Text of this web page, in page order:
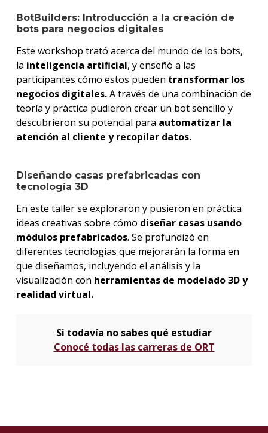
BotBuilders: Introducción a la creación de
bots para negocios digitales
Este workshop trató acerca del mundo de los bots,
la inteligencia artiﬁcial, y enseñó a las
participantes cómo estos pueden transformar los
negocios digitales.A través de una combinación de
teoría y práctica pudieron crear un bot sencillo y
descubrieron su potencial para automatizar la
atención al cliente y recopilar datos.
Diseñando casas prefabricadas con
tecnología 3D
En este taller se exploraron y pusieron en práctica
ideas creativas sobre cómo diseñar casas usando
módulos prefabricados. Se profundizó en
diferentes tecnologías que mejorarán la forma en
que diseñamos, incluyendo el análisis y la
visualización con herramientas de modelado 3D y
realidad virtual.
Si todavía no sabes qué estudiar
Conocé todas las carreras de ORT